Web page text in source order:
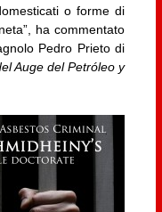
o forme di
ha commentato
Pedro Prieto di
Auge del Petróleo y